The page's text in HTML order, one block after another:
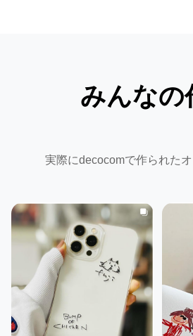
みんなの
実際にdecocomで作られた